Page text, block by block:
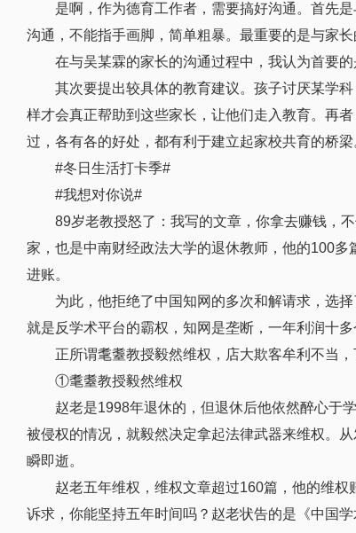
是啊，作为德育工作者，需要搞好沟通。首先
沟通，不能指手画脚，简单粗暴。最重要的是与家长
在与吴某霖的家长的沟通过程中，我认为首要
其次要提出较具体的教育建议。孩子讨厌某学
样才会真正帮助到这些家长，让他们走入教育。再
过，各有各的好处，都有利于建立起家校共育的桥梁
#冬日生活打卡季#
#我想对你说#
89岁老教授怒了：我写的文章，你拿去赚钱，
家，也是中南财经政法大学的退休教师，他的100
进账。
为此，他拒绝了中国知网的多次和解请求，选
就是反学术平台的霸权，知网是垄断，一年利润十多
正所谓耄耋教授毅然维权，店大欺客牟利不当
①耄耋教授毅然维权
赵老是1998年退休的，但退休后他依然醉心于
被侵权的情况，就毅然决定拿起法律武器来维权。
瞬即逝。
赵老五年维权，维权文章超过160篇，他的维
诉求，你能坚持五年时间吗？赵老状告的是《中国